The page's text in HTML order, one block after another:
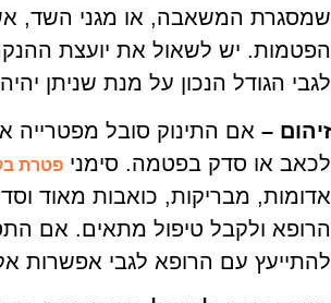
שמסגרת המשאבה, או מגני השד,
הפטמות. יש לשאול את יועצת
לגבי הגודל הנכון על מנת שניתן
זיהום – אם התינוק סובל מפטרייה
לכאב או סדק בפטמה. סימני פטרת
אדומות, מבריקות, כואבות מאוד
הרופא ולקבל טיפול מתאים. אם
להתייעץ עם הרופא לגבי אפשרות